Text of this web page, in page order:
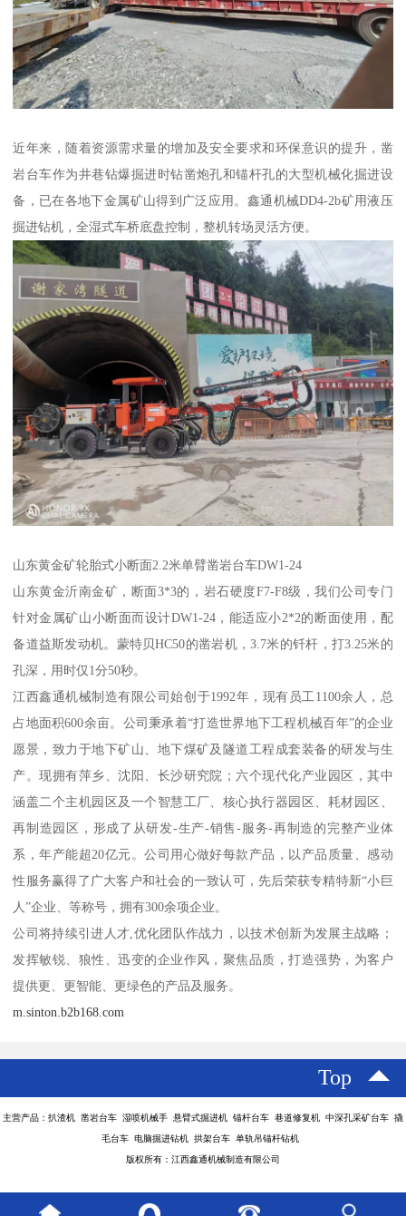
近年来，随着资源需求量的增加及安全要求和环保意识的提升，凿
岩台车作为井巷钻爆掘进时钻凿炮孔和锚杆孔的大型机械化掘进设
备，已在各地下金属矿山得到广泛应用。鑫通机械DD4-2b矿用液压
掘进钻机，全湿式车桥底盘控制，整机转场灵活方便。
山东黄金矿轮胎式小断面2.2米单臂凿岩台车DW1-24
山东黄金沂南金矿，断面3*3的，岩石硬度F7-F8级，我们公司专门
针对金属矿山小断面而设计DW1-24，能适应小2*2的断面使用，配
备道益斯发动机。蒙特贝HC50的凿岩机，3.7米的钎杆，打3.25米的
孔深，用时仅1分50秒。
江西鑫通机械制造有限公司始创于1992年，现有员工1100余人，总
占地面积600余亩。公司秉承着“打造世界地下工程机械百年”的企业
愿景，致力于地下矿山、地下煤矿及隧道工程成套装备的研发与生
产。现拥有萍乡、沈阳、长沙研究院；六个现代化产业园区，其中
涵盖二个主机园区及一个智慧工厂、核心执行器园区、耗材园区、
再制造园区，形成了从研发-生产-销售-服务-再制造的完整产业体
系，年产能超20亿元。公司用心做好每款产品，以产品质量、感动
性服务赢得了广大客户和社会的一致认可，先后荣获专精特新“小巨
人”企业、等称号，拥有300余项企业。
公司将持续引进人才,优化团队作战力，以技术创新为发展主战略；
发挥敏锐、狼性、迅变的企业作风，聚焦品质，打造强势，为客户
提供更、更智能、更绿色的产品及服务。
m.sinton.b2b168.com
Top
主营产品：扒渣机 凿岩台车 湿喷机械手 悬臂式掘进机 锚杆台车 巷道修复机 中深孔采矿台车 撬
毛台车 电脑掘进钻机 拱架台车 单轨吊锚杆钻机
版权所有：江西鑫通机械制造有限公司